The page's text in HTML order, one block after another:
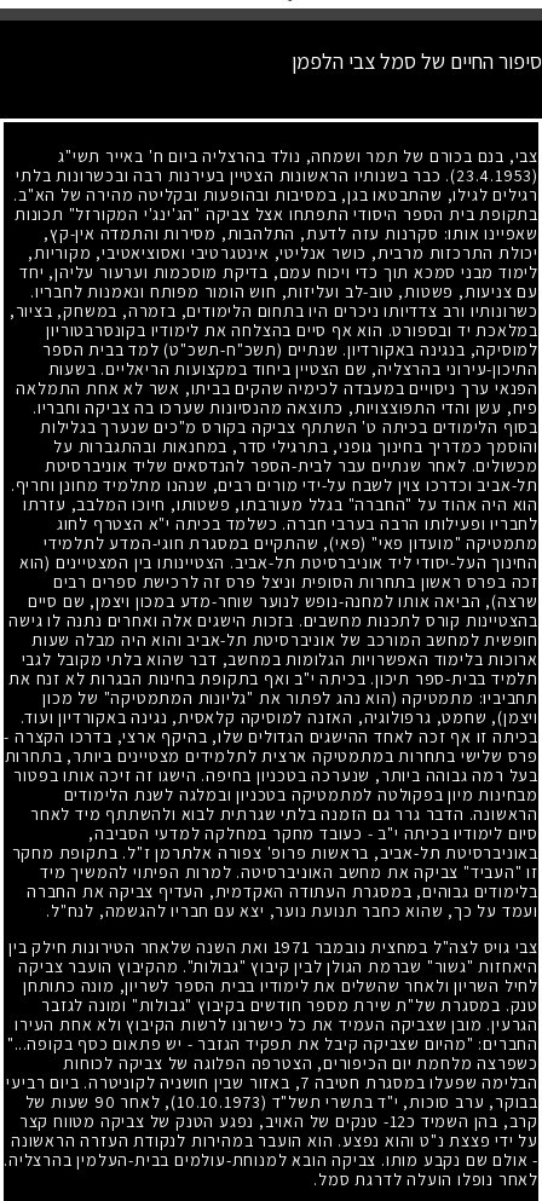
סיפור החיים של סמל צבי הלפמן
צבי, בנם בכורם של תמר ושמחה, נולד בהרצליה ביום ח' באייר תשי"ג
(23.4.1953)
. כבר בשנותיו הראשונות הצטיין בעירנות רבה ובכשרונות בלתי
רגילים לגילו, שהתבטאו בגן, במסיבות ובהופעות ובקליטה מהירה של הא"ב.
בתקופת בית הספר היסודי התפתחו אצל צביקה "הג'ינג'י המקורזל" תכונות
שאפיינו אותו: סקרנות עזה לדעת, התלהבות, מסירות והתמדה אין-קץ,
יכולת התרכזות מרבית, כושר אנליטי, אינטגרטיבי ואסוציאטיבי, מקוריות,
לימוד מבני סמכא תוך כדי ויכוח עמם, בדיקת מוסכמות וערעור עליהן, יחד
עם צניעות, פשטות, טוב-לב ועליזות, חוש הומור מפותח ונאמנות לחבריו.
כשרונותיו ורב צדדיותו ניכרים היו בתחום הלימודים, בזמרה, במשחק, בציור,
במלאכת יד ובספורט. הוא אף סיים בהצלחה את לימודיו בקונסרבטוריון
למוסיקה, בנגינה באקורדיון. שנתיים (תשכ"ח-תשכ"ט) למד בבית הספר
התיכון-עירוני בהרצליה, שם הצטיין ביחוד במקצועות הריאליים. בשעות
הפנאי ערך ניסויים במעבדה לכימיה שהקים בביתו, אשר לא אחת התמלאה
פיח, עשן והדי התפוצצויות, כתוצאה מהנסיונות שערכו בה צביקה וחבריו.
בסוף הלימודים בכיתה ט' השתתף צביקה בקורס מ"כים שנערך בגלילות
והוסמך כמדריך בחינוך גופני, בתרגילי סדר, במחנאות ובהתגברות על
מכשולים. לאחר שנתיים עבר לבית-הספר להנדסאים שליד אוניברסיטת
תל-אביב וכדרכו צוין לשבח על-ידי מורים רבים, שנהנו מתלמיד מחונן וחריף.
הוא היה אהוד על "החברה" בגלל מעורבתו, פשטותו, חיוכו המלבב, עזרתו
לחבריו ופעילותו הרבה בערבי חברה. כשלמד בכיתה י"א הצטרף לחוג
מתמטיקה "מועדון פאי" (פאי), שהתקיים במסגרת חוגי-המדע לתלמידי
החינוך העל-יסודי ליד אוניברסיטת תל-אביב. הצטיינותו בין המצטיינים (הוא
זכה בפרס ראשון בתחרות הסופית וניצל פרס זה לרכישת ספרים רבים
שרצה), הביאה אותו למחנה-נופש לנוער שוחר-מדע במכון ויצמן, שם סיים
בהצטיינות קורס לתכנות מחשבים. בזכות הישגים אלה ואחרים נתנה לו גישה
חופשית למחשב המורכב של אוניברסיטת תל-אביב והוא היה מבלה שעות
ארוכות בלימוד האפשרויות הגלומות במחשב, דבר שהוא בלתי מקובל לגבי
תלמיד בבית-ספר תיכון. בכיתה י"ב ואף בתקופת בחינות הבגרות לא זנח את
תחביביו: מתמטיקה (הוא נהג לפתור את "גליונות המתמטיקה" של מכון
ויצמן), שחמט, גרפולוגיה, האזנה למוסיקה קלאסית, נגינה באקורדיון ועוד.
בכיתה זו אף זכה לאחד ההישגים הגדולים שלו, בהיקף ארצי, בדרכו הקצרה -
פרס שלישי בתחרות במתמטיקה ארצית לתלמידים מצטיינים ביותר, בתחרות
בעל רמה גבוהה ביותר, שנערכה בטכניון בחיפה. הישגו זה זיכה אותו בפטור
מבחינות מיון בפקולטה למתמטיקה בטכניון ובמלגה לשנת הלימודים
הראשונה. הדבר גרר גם הזמנה בלתי שגרתית לבוא ולהשתתף מיד לאחר
סיום לימודיו בכיתה י"ב - כעובד מחקר במחלקה למדעי הסביבה,
באוניברסיטת תל-אביב, בראשות פרופ' צפורה אלתרמן ז"ל. בתקופת מחקר
זו "העביד" צביקה את מחשב האוניברסיטה. למרות הפיתוי להמשיך מיד
בלימודים גבוהים, במסגרת העתודה האקדמית, העדיף צביקה את החברה
ועמד על כך, שהוא כחבר תנועת נוער, יצא עם חבריו להגשמה, לנח"ל.
צבי גויס לצה"ל במחצית נובמבר 1971 ואת השנה שלאחר הטירונות חילק בין
היאחזות "גשור" שברמת הגולן לבין קיבוץ "גבולות". מהקיבוץ הועבר צביקה
לחיל השריון ולאחר שהשלים את לימודיו בבית הספר לשריון, מונה כתותחן
טנק. במסגרת של"ת שירת מספר חודשים בקיבוץ "גבולות" ומונה לגזבר
הגרעין. מובן שצביקה העמיד את כל כישרונו לרשות הקיבוץ ולא אחת העירו
החברים: "מהיום שצביקה קיבל את תפקיד הגזבר - יש פתאום כסף בקופה..."
כשפרצה מלחמת יום הכיפורים, הצטרפה הפלוגה של צביקה לכוחות
הבלימה שפעלו במסגרת חטיבה 7, באזור שבין חושניה לקוניטרה. ביום רביעי
בבוקר, ערב סוכות, י"ד בתשרי תשל"ד (10.10.1973) , לאחר 90 שעות של
קרב, בהן השמיד כ12- טנקים של האויב, נפגע הטנק של צביקה מטווח קצר
על ידי פצצת נ"ט והוא נפצע. הוא הועבר במהירות לנקודת העזרה הראשונה
-אולם שם נקבע מותו. צביקה הובא למנוחת-עולמים בבית-העלמין בהרצליה.
לאחר נופלו הועלה לדרגת סמל.